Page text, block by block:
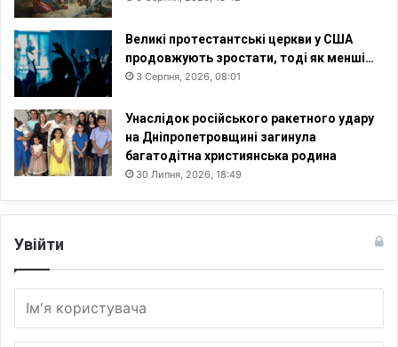
Великі протестантські церкви у США
продовжують зростати, тоді як менші…
3 Серпня, 2026, 08:01
Унаслідок російського ракетного удару
на Дніпропетровщині загинула
багатодітна християнська родина
30 Липня, 2026, 18:49
Увійти